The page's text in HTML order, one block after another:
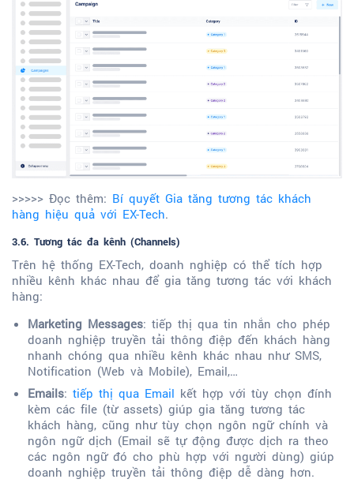
>>>>> Đọc thêm: Bí quyết Gia tăng tương tác khách
hàng hiệu quả với EX-Tech.
3.6. Tương tác đa kênh (Channels)
Trên hệ thống EX-Tech, doanh nghiệp có thể tích hợp
nhiều kênh khác nhau để gia tăng tương tác với khách
hàng:
Marketing Messages: tiếp thị qua tin nhắn cho phép
doanh nghiệp truyền tải thông điệp đến khách hàng
nhanh chóng qua nhiều kênh khác nhau như SMS,
Notification (Web và Mobile), Email,…
Emails: tiếp thị qua Email kết hợp với tùy chọn đính
kèm các file (từ assets) giúp gia tăng tương tác
khách hàng, cũng như tùy chọn ngôn ngữ chính và
ngôn ngữ dịch (Email sẽ tự động được dịch ra theo
các ngôn ngữ đó cho phù hợp với người dùng) giúp
doanh nghiệp truyền tải thông điệp dễ dàng hơn.